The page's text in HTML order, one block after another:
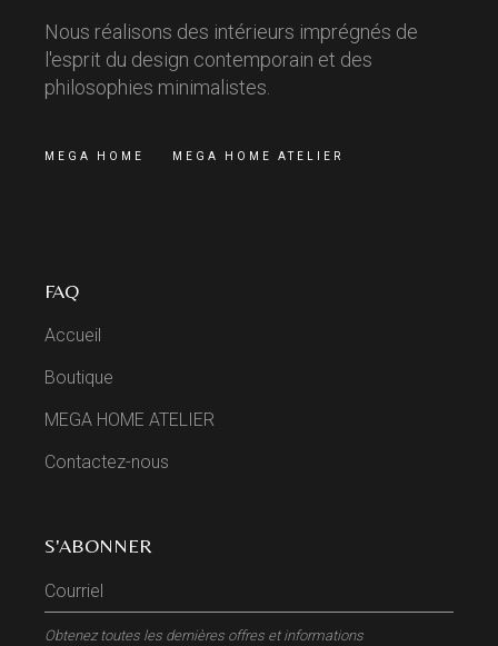
Nous réalisons des intérieurs imprégnés de
l'esprit du design contemporain et des
philosophies minimalistes.
MEGA HOME MEGA HOME ATELIER
FAQ
Accueil
Boutique
MEGA HOME ATELIER
Contactez-nous
S'ABONNER
Obtenez toutes les dernières offres et informations